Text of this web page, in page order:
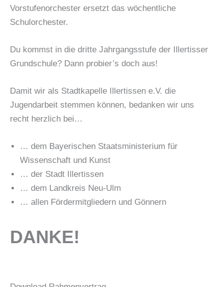
Vorstufenorchester ersetzt das wöchentliche
Schulorchester.
Du kommst in die dritte Jahrgangsstufe der Illertisser
Grundschule? Dann probier’s doch aus!
Damit wir als Stadtkapelle Illertissen e.V. die
Jugendarbeit stemmen können, bedanken wir uns
recht herzlich bei…
… dem Bayerischen Staatsministerium für
Wissenschaft und Kunst
… der Stadt Illertissen
… dem Landkreis Neu-Ulm
… allen Fördermitgliedern und Gönnern
DANKE!